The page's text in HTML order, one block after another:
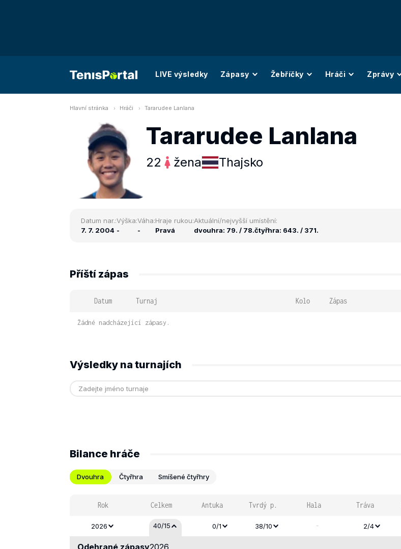
LIVE výsledky Zápasy Žebříčky Hráči Zprávy
Hlavní stránka Hráči Tararudee Lanlana
Tararudee Lanlana
22 žena Thajsko
Datum nar.:
7. 7. 2004
Výška:
-
Váha:
-
Hraje rukou:
Pravá
Aktuální/nejvyšší umístění:
dvouhra: 79. / 78.čtyřhra: 643. / 371.
Příští zápas
Datum Turnaj Kolo Zápas
Žádné nadcházející zápasy.
Výsledky na turnajích
Bilance hráče
Dvouhra Čtyřhra Smíšené čtyřhry
Rok Celkem Antuka Tvrdý p. Hala Tráva
2026 40/15 0/1 38/10 - 2/4
Odehrané zápasy2026